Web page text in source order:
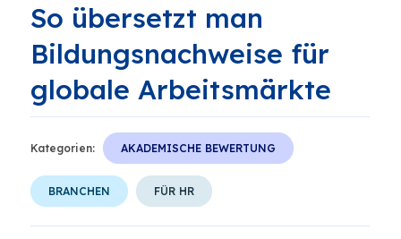
So übersetzt man
Bildungsnachweise für
globale Arbeitsmärkte
Kategorien: AKADEMISCHE BEWERTUNG
BRANCHEN FÜR HR